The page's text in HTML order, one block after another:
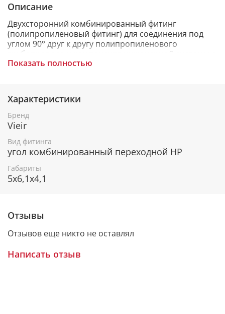
Описание
Двухсторонний комбинированный фитинг
(полипропиленовый фитинг) для соединения под
углом 90° друг к другу полипропиленового
трубопровода и компонента инженерной системы с
резьбовым подключением. Соединяя трубы из
используется для изменения направления потока и
перехода на трубную резьбу.
Показать полностью
Характеристики
Бренд
Vieir
Вид фитинга
угол комбинированный переходной НР
Габариты
5x6,1x4,1
Отзывы
Отзывов еще никто не оставлял
Написать отзыв